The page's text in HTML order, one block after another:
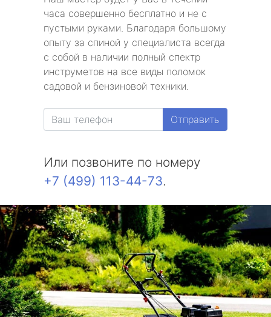
часа совершенно бесплатно и не с
пустыми руками. Благодаря большому
опыту за спиной у специалиста всегда
с собой в наличии полный спектр
инструметов на все виды поломок
садовой и бензиновой техники.
Отправить
Или позвоните по номеру
+7 (499) 113-44-73.